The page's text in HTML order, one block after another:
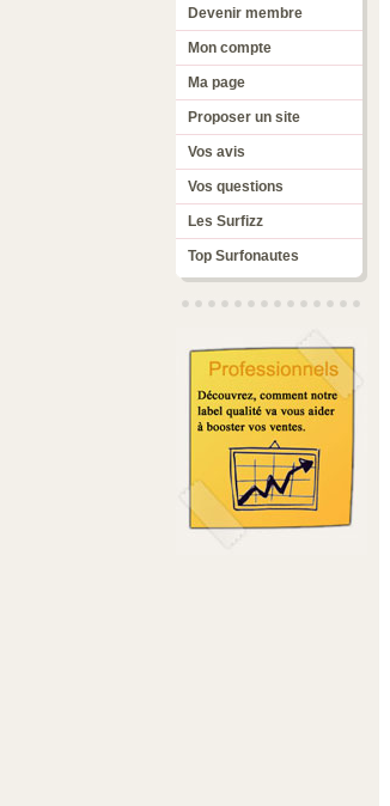
Devenir membre
Mon compte
Ma page
Proposer un site
Vos avis
Vos questions
Les Surfizz
Top Surfonautes